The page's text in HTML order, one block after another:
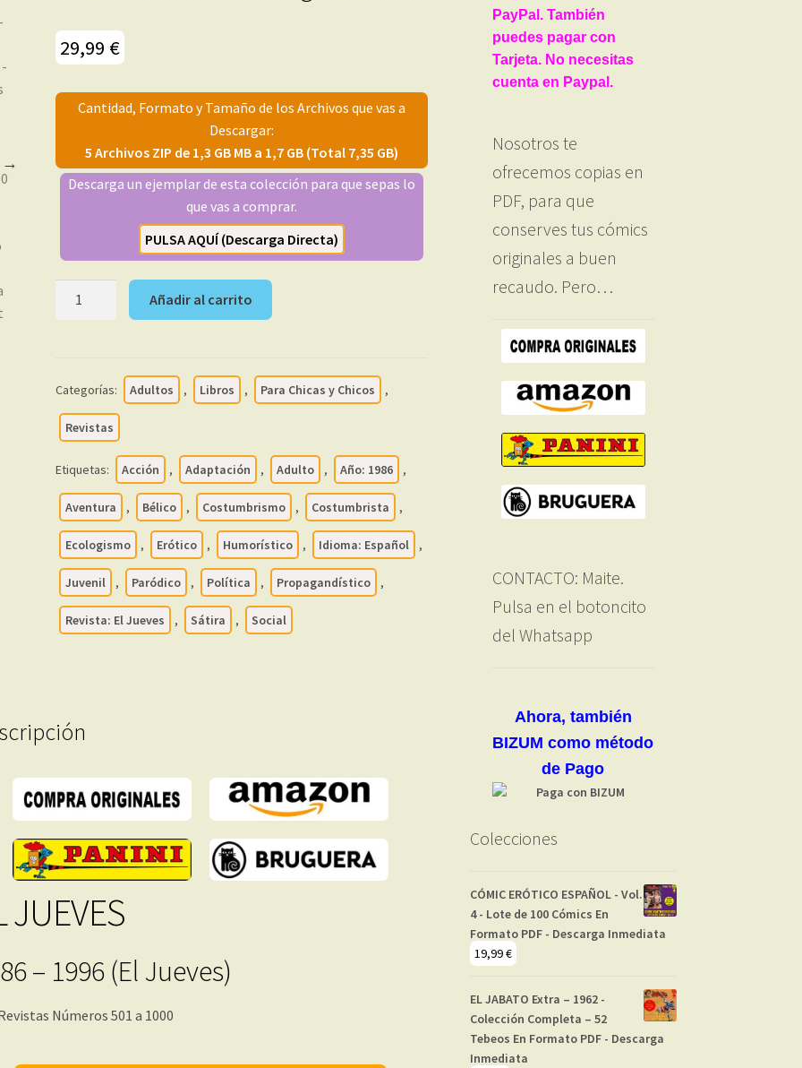
29,99 €
Cantidad, Formato y Tamaño de los Archivos que vas a
Descargar:
5 Archivos ZIP de 1,3 GB MB a 1,7 GB (Total 7,35 GB)
Descarga un ejemplar de esta colección para que sepas lo
que vas a comprar.
PULSA AQUÍ (Descarga Directa)
Números
501
A
1000
-
1986
/
1996
-
500
-
Inmediata
cantidad
Añadir al carrito
Categorías: Adultos , Libros , Para Chicas y Chicos ,
Revistas
Etiquetas: Acción , Adaptación , Adulto , Año: 1986 ,
Aventura , Bélico , Costumbrismo , Costumbrista ,
Ecologismo , Erótico , Humorístico , Idioma: Español ,
Juvenil , Paródico , Política , Propagandístico ,
Revista: El Jueves , Sátira , Social
JUEVES
– 1996 (El Jueves)
Números 501 a 1000
PayPal. También
puedes pagar con
Tarjeta. No necesitas
cuenta en Paypal.
Nosotros te
ofrecemos copias en
PDF, para que
conserves tus cómics
originales a buen
recaudo. Pero…
CONTACTO: Maite.
Pulsa en el botoncito
del Whatsapp
Ahora, también
BIZUM como método
de Pago
Colecciones
CÓMIC ERÓTICO ESPAÑOL - Vol.
4 - Lote de 100 Cómics En
Formato PDF - Descarga Inmediata
19,99€
EL JABATO Extra – 1962 -
Colección Completa – 52
Tebeos En Formato PDF - Descarga
Inmediata